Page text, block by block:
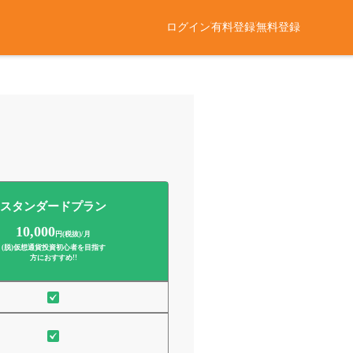
ログイン /有料登録/無料登録
スタンダードプラン
10,000 円(税抜)/月
(脱)仮想通貨投資初心者を目指す
方におすすめ!!